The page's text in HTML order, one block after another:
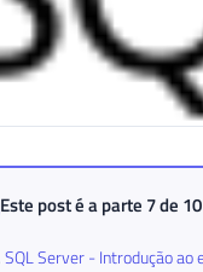
Este post é a parte 7 de
SQL Server - Introdução ao